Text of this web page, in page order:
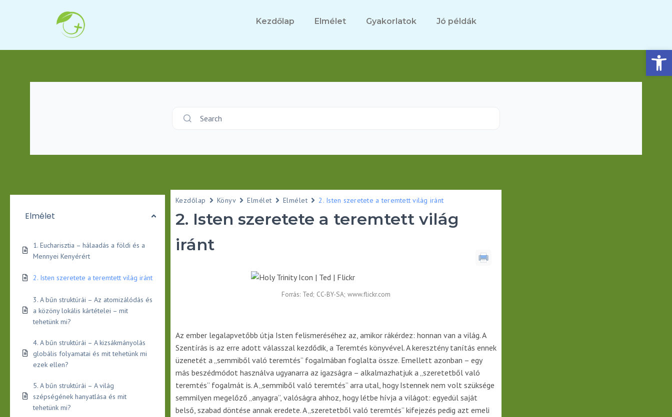
Eszköztár megnyitása
Kezdőlap Elmélet Gyakorlatok Jó példák
Search
Elmélet
1. Eucharisztia – hálaadás a földi és a
Mennyei Kenyérért
2. Isten szeretete a teremtett világ iránt
3. A bűn struktúrái – Az atomizálódás és
a közöny lokális kártételei – mit
tehetünk mi?
4. A bűn struktúrái – A kizsákmányolás
globális folyamatai és mit tehetünk mi
ezek ellen?
5. A bűn struktúrái – A világ
szépségének hanyatlása és mit
tehetünk mi?
Kezdőlap Könyv Elmélet Elmélet 2. Isten szeretete a teremtett világ iránt
2. Isten szeretete a teremtett világ
iránt
Forrás: Ted; CC-BY-SA; www.flickr.com
Az ember legalapvetőbb útja Isten felismeréséhez az, amikor rákérdez: honnan van a világ. A
Szentírás is az erre adott válasszal kezdődik, a Teremtés könyvével. A keresztény tanítás ennek
üzenetét a „semmiből való teremtés” fogalmában foglalta össze. Emellett azonban – egy
más beszédmódot használva ugyanarra az igazságra – alkalmazhatjuk a „szeretetből való
teremtés” fogalmát is. A „semmiből való teremtés” arra utal, hogy Istennek nem volt szüksége
semmilyen megelőző „anyagra”, valóságra ahhoz, hogy létbe hívja a világot: egyedül saját
belső, szabad döntése annak eredete. A „szeretetből való teremtés” kifejezés pedig azt emeli